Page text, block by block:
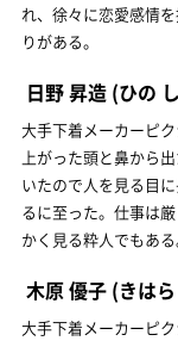
れ、徐々に恋愛感情
りがある。
日野 昇造 (ひの
大手下着メーカーピ
上がった頭と鼻から
いたので人を見る目
るに至った。仕事は
かく見る粋人でもある
木原 優子 (きは
大手下着メーカーピ